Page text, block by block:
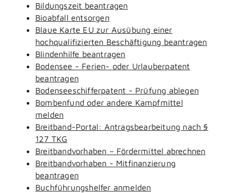
Bildungszeit beantragen
Bioabfall entsorgen
Blaue Karte EU zur Ausübung einer
hochqualifizierten Beschäftigung beantragen
Blindenhilfe beantragen
Bodensee - Ferien- oder Urlauberpatent
beantragen
Bodenseeschifferpatent - Prüfung ablegen
Bombenfund oder andere Kampfmittel
melden
Breitband-Portal: Antragsbearbeitung nach §
127 TKG
Breitbandvorhaben – Fördermittel abrechnen
Breitbandvorhaben - Mitfinanzierung
beantragen
Buchführungshelfer anmelden